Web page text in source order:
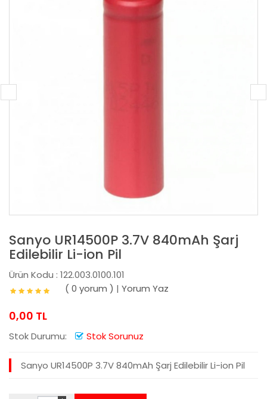
Sanyo UR14500P 3.7V 840mAh Şarj
Edilebilir Li-ion Pil
Ürün Kodu : 122.003.0100.101
( 0 yorum ) | Yorum Yaz
0,00 TL
Stok Durumu: Stok Sorunuz
Sanyo UR14500P 3.7V 840mAh Şarj Edilebilir Li-ion Pil